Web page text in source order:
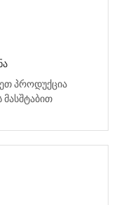
პროდუქცია